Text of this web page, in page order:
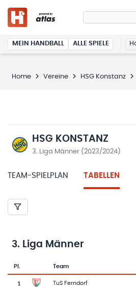
MEIN HANDBALL ALLE SPIELE
Home Vereine HSG Konstanz
HSG KONSTANZ
3. Liga Männer (2023/2024)
TEAM-SPIELPLAN TABELLEN
3. Liga Männer
Tabelle mit Vereinsplatzierungen, Spielen,
Pl.
Team-Logo
Team
1 TuS Ferndorf